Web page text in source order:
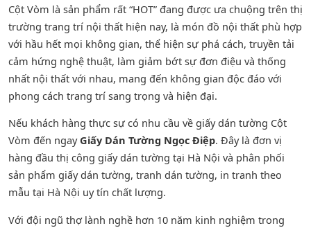
Cột Vòm là sản phẩm rất “HOT” đang được ưa chuộng trên thị
trường trang trí nội thất hiện nay, là món đồ nội thất phù hợp
với hầu hết mọi không gian, thể hiện sự phá cách, truyền tải
cảm hứng nghệ thuật, làm giảm bớt sự đơn điệu và thống
nhất nội thất với nhau, mang đến không gian độc đáo với
phong cách trang trí sang trọng và hiện đại.
Nếu khách hàng thực sự có nhu cầu về giấy dán tường Cột
Vòm đến ngayGiấy Dán Tường Ngọc Điệp. Đây là đơn vị
hàng đầu thị công giấy dán tường tại Hà Nội và phân phối
sản phẩm giấy dán tường, tranh dán tường, in tranh theo
mẫu tại Hà Nội uy tín chất lượng.
Với đội ngũ thợ lành nghề hơn 10 năm kinh nghiệm trong